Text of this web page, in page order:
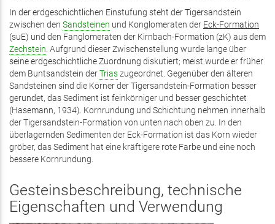
In der erdgeschichtlichen Einstufung steht der Tigersandstein
zwischen den Sandsteinen und Konglomeraten der Eck-Formation
(suE) und den Fanglomeraten der Kirnbach-Formation (zK) aus dem
Zechstein. Aufgrund dieser Zwischenstellung wurde lange über
seine erdgeschichtliche Zuordnung diskutiert; meist wurde er früher
dem Buntsandstein derTriaszugeordnet. Gegenüber den älteren
Sandsteinen sind die Körner der Tigersandstein-Formation besser
gerundet, das Sediment ist feinkörniger und besser geschichtet
(Hasemann, 1934). Kornrundung und Schichtung nehmen innerhalb
der Tigersandstein-Formation von unten nach oben zu. In den
überlagernden Sedimenten der Eck-Formation ist das Korn wieder
gröber, das Sediment hat eine kräftigere rote Farbe und eine noch
bessere Kornrundung.
Gesteinsbeschreibung, technische
Eigenschaften und Verwendung